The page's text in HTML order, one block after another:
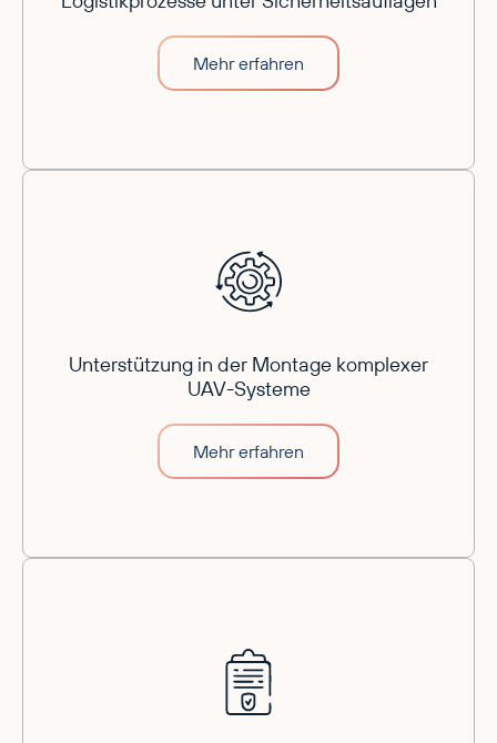
Mehr erfahren
Unterstützung in der Montage komplexer
UAV-Systeme
Mehr erfahren